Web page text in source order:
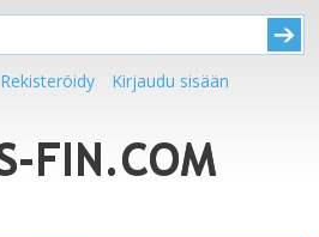
Rekisteröidy Kirjaudu sisään